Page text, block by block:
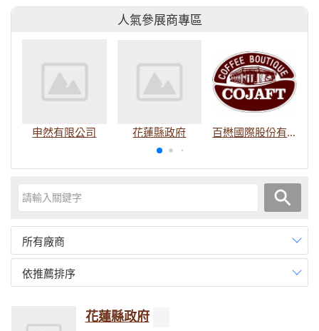
人氣參展商專區
申然有限公司 花蓮縣政府 百懋國際股份有限公司
所有廠商
依推薦排序
花蓮縣政府